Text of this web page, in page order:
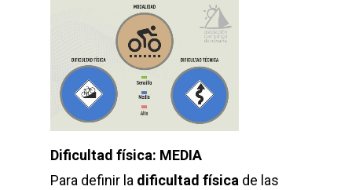
Dificultad física: MEDIA
Para definir la dificultad física de las